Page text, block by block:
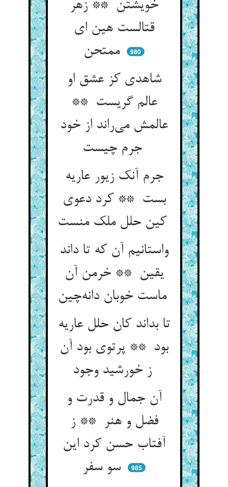
خویشتن ** زهر
قتالست هین ای
ممتحن
980
شاهدی کز عشق او
عالم گریست **
عالمش می‌راند از خود
جرم چیست
جرم آنک زیور عاریه
بست ** کرد دعوی
واستانیم آن که تا داند
یقین ** خرمن آن
ماست خوبان دانه‌چین
تا بداند کان حلل عاریه
بود ** پرتوی بود آن
ز خورشید وجود
آن جمال و قدرت و
فضل و هنر ** ز
آفتاب حسن کرد این
سو سفر
985